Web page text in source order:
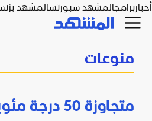
أخباربرامجالمشهد سبورتسالمشهد
منوعات
متجاوزة 50